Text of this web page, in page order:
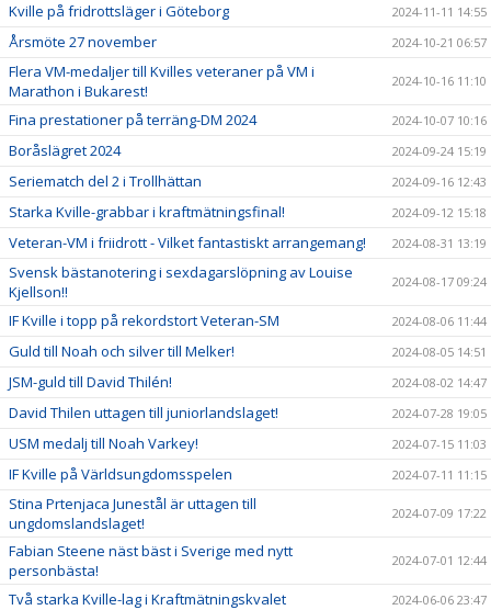
Kville på fridrottsläger i Göteborg 2024-11-11 14:55
Årsmöte 27 november 2024-10-21 06:57
Flera VM-medaljer till Kvilles veteraner på VM i
Marathon i Bukarest!
2024-10-16 11:10
Fina prestationer på terräng-DM 2024 2024-10-07 10:16
Boråslägret 2024 2024-09-24 15:19
Seriematch del 2 i Trollhättan 2024-09-16 12:43
Starka Kville-grabbar i kraftmätningsfinal! 2024-09-12 15:18
Veteran-VM i friidrott - Vilket fantastiskt arrangemang! 2024-08-31 13:19
Svensk bästanotering i sexdagarslöpning av Louise
Kjellson!!
2024-08-17 09:24
IF Kville i topp på rekordstort Veteran-SM 2024-08-06 11:44
Guld till Noah och silver till Melker! 2024-08-05 14:51
JSM-guld till David Thilén! 2024-08-02 14:47
David Thilen uttagen till juniorlandslaget! 2024-07-28 19:05
USM medalj till Noah Varkey! 2024-07-15 11:03
IF Kville på Världsungdomsspelen 2024-07-11 11:15
Stina Prtenjaca Junestål är uttagen till
ungdomslandslaget!
2024-07-09 17:22
Fabian Steene näst bäst i Sverige med nytt
personbästa!
2024-07-01 12:44
Två starka Kville-lag i Kraftmätningskvalet 2024-06-06 23:47